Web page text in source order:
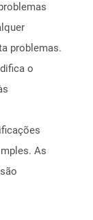
problemas.
o
As